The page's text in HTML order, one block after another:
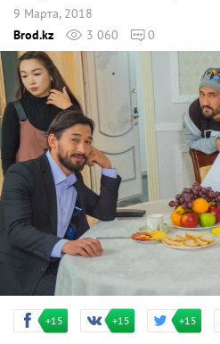
9 Марта, 2018
Brod.kz
3 060 0
+15 +15 +15